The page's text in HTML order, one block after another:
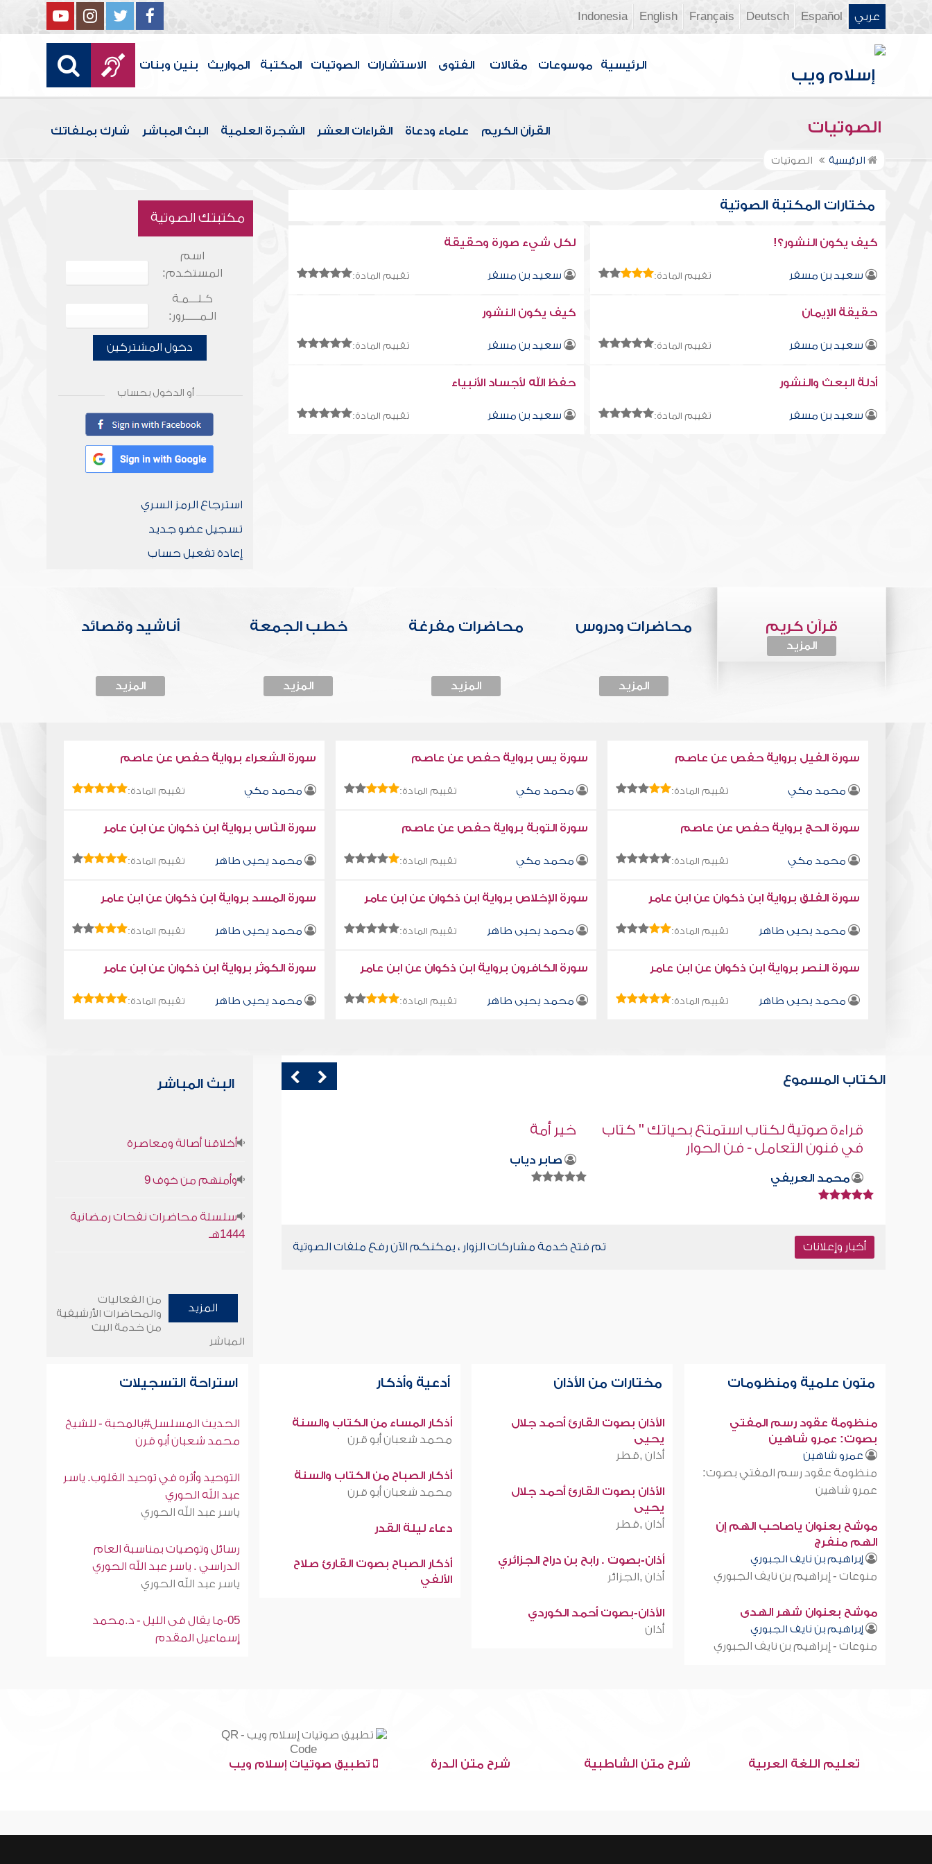
عربي Español
Deutsch
Français
English
Indonesia
الرئيسية موسوعات مقالات الفتوى الاستشارات الصوتيات المكتبة المواريث بنين وبنات
الصوتيات القرآن الكريم علماء ودعاة القراءات العشر الشجرة العلمية البث المباشر شارك بملفاتك
الرئيسية الصوتيات
مختارات المكتبة الصوتية
كيف يكون النشور؟!
سعيد بن مسفر تقييم المادة:
لكل شيء صورة وحقيقة
سعيد بن مسفر تقييم المادة:
حقيقة الإيمان
سعيد بن مسفر تقييم المادة:
كيف يكون النشور
سعيد بن مسفر تقييم المادة:
أدلة البعث والنشور
سعيد بن مسفر تقييم المادة:
حفظ الله لأجساد الأنبياء
سعيد بن مسفر تقييم المادة:
مكتبتك الصوتية
اسم
المستخدم:
كـلـــمـة
الـمـــــرور:
دخول المشتركين
أو الدخول بحساب
استرجاع الرمز السري
تسجيل عضو جديد
إعادة تفعيل حساب
قرآن كريم
المزيد
محاضرات ودروس
المزيد
محاضرات مفرغة
المزيد
خطب الجمعة
المزيد
أناشيد وقصائد
المزيد
سورة الفيل برواية حفص عن عاصم
محمد مكي تقييم المادة:
سورة يس برواية حفص عن عاصم
محمد مكي تقييم المادة:
سورة الشعراء برواية حفص عن عاصم
محمد مكي تقييم المادة:
سورة الحج برواية حفص عن عاصم
محمد مكي تقييم المادة:
سورة التوبة برواية حفص عن عاصم
محمد مكي تقييم المادة:
سورة النّاس برواية ابن ذكوان عن ابن عامر
محمد يحيى طاهر تقييم المادة:
سورة الفلق برواية ابن ذكوان عن ابن عامر
محمد يحيى طاهر تقييم المادة:
سورة الإخلاص برواية ابن ذكوان عن ابن عامر
محمد يحيى طاهر تقييم المادة:
سورة المسد برواية ابن ذكوان عن ابن عامر
محمد يحيى طاهر تقييم المادة:
سورة النصر برواية ابن ذكوان عن ابن عامر
محمد يحيى طاهر تقييم المادة:
سورة الكافرون برواية ابن ذكوان عن ابن عامر
محمد يحيى طاهر تقييم المادة:
سورة الكوثر برواية ابن ذكوان عن ابن عامر
محمد يحيى طاهر تقييم المادة:
الكتاب المسموع
خير أمة
صابر دياب
قراءة صوتية لكتاب استمتع بحياتك " كتاب
محمد العريفي
في فنون التعامل - فك الحزمة
محمد العريفي
أخبار وإعلانات تم فتح خدمة مشاركات الزوار ، يمكنكم الآن رفع ملفات الصوتية
البث المباشر
أخلاقنا أصالة ومعاصرة
وأمنهم من خوف 9
سلسلة محاضرات نفحات رمضانية
1444هـ
المزيد
من الفعاليات
والمحاضرات الأرشيفية
من خدمة البث
المباشر
متون علمية ومنظومات
منظومة عقود رسم المفتي
بصوت: عمرو شاهين
عمرو شاهين
منظومة عقود رسم المفتي بصوت:
عمرو شاهين
موشح بعنوان ياصاحب الهم إن
الهم منفرج
إبراهيم بن نايف الجبوري
منوعات - إبراهيم بن نايف الجبوري
موشح بعنوان شهر الهدى
إبراهيم بن نايف الجبوري
منوعات - إبراهيم بن نايف الجبوري
مختارات من الأذان
الأذان بصوت القارئ أحمد جلال
يحيى
أذان ,قطر
الأذان بصوت القارئ أحمد جلال
يحيى
أذان ,قطر
أذان-بصوت . رابح بن دراح الجزائري
أذان ,الجزائر
الأذان-بصوت أحمد الكوردي
أذان
أدعية وأذكار
أذكار المساء من الكتاب والسنة
محمد شعبان أبو قرن
أذكار الصباح من الكتاب والسنة
محمد شعبان أبو قرن
دعاء ليلة القدر
أذكار الصباح بصوت القارئ صلاح
الألفي
استراحة التسجيلات
الحديث المسلسل#بالمحبة - للشيخ
محمد شعبان أبو قرن
التوحيد وأثره في توحيد القلوب. ياسر
عبد الله الحوري
ياسر عبد الله الحوري
رسائل وتوصيات بمناسبة العام
الدراسي . ياسر عبد الله الحوري
ياسر عبد الله الحوري
05-ما يقال فى الليل - د.محمد
إسماعيل المقدم
تعليم اللغة العربية شرح متن الشاطبية شرح متن الدرة تطبيق صوتيات إسلام ويب